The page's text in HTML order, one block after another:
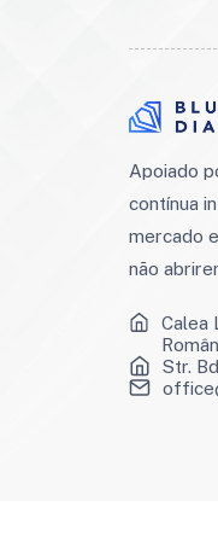
Apoiado
contínua
mercado
não
Calea
Str.